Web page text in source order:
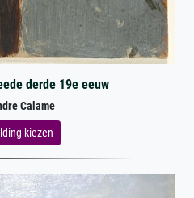
derde 19e eeuw
Calame
kiezen